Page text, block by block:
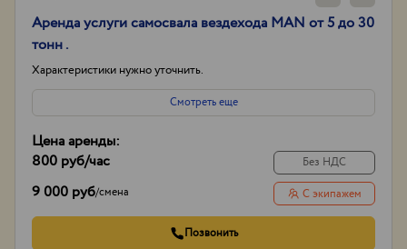
Аренда услуги самосвала вездехода MAN от 5 до 30
тонн .
Характеристики нужно уточнить.
Смотреть еще
Цена аренды:
800 руб/час
9 000 руб/смена
Без НДС
С экипажем
Позвонить